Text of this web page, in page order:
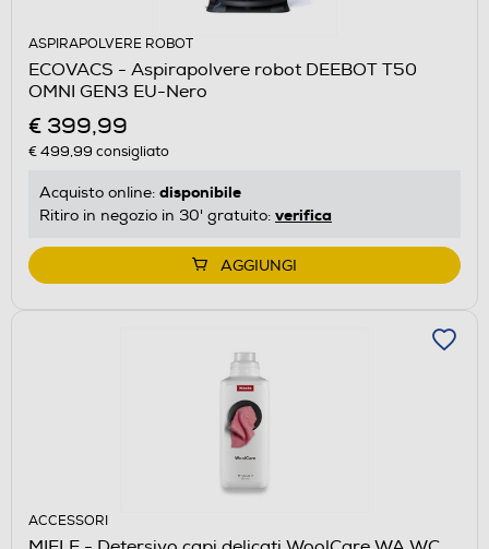
ASPIRAPOLVERE ROBOT
ECOVACS - Aspirapolvere robot DEEBOT T50
OMNI GEN3 EU-Nero
€ 399,99
€ 499,99 consigliato
Acquisto online: disponibile
Ritiro in negozio in 30' gratuito: verifica
AGGIUNGI
ACCESSORI